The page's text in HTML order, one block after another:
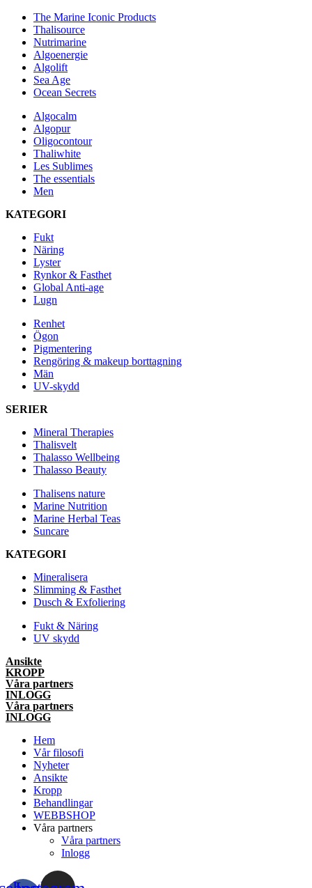
The Marine Iconic Products
Thalisource
Nutrimarine
Algoenergie
Algolift
Sea Age
Ocean Secrets
Algocalm
Algopur
Oligocontour
Thaliwhite
Les Sublimes
The essentials
Men
KATEGORI
Fukt
Näring
Lyster
Rynkor & Fasthet
Global Anti-age
Lugn
Renhet
Ögon
Pigmentering
Rengöring & makeup borttagning
Män
UV-skydd
SERIER
Mineral Therapies
Thalisvelt
Thalasso Wellbeing
Thalasso Beauty
Thalisens nature
Marine Nutrition
Marine Herbal Teas
Suncare
KATEGORI
Mineralisera
Slimming & Fasthet
Dusch & Exfoliering
Fukt & Näring
UV skydd
Ansikte
KROPP
Våra partners
INLOGG
Våra partners
INLOGG
Hem
Vår filosofi
Nyheter
Ansikte
Kropp
Behandlingar
WEBBSHOP
Våra partners
Våra partners
Inlogg